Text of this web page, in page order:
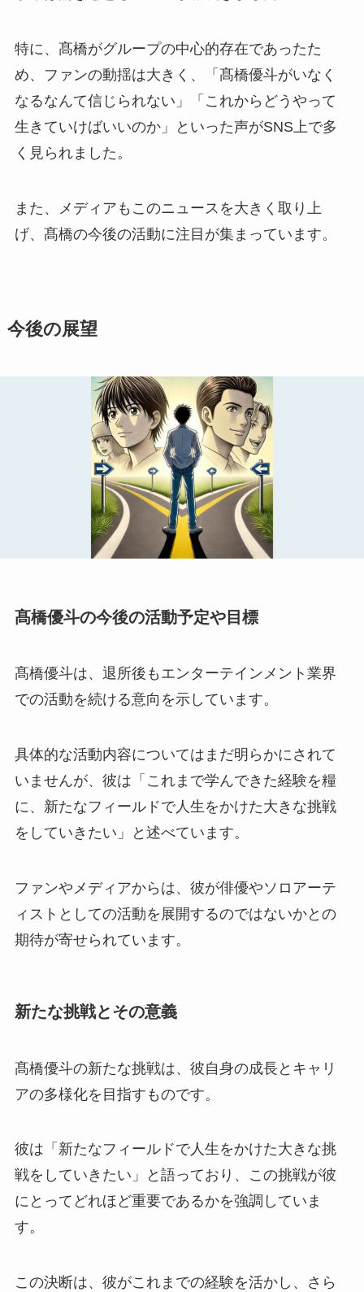
特に、髙橋がグループの中心的存在であったた
め、ファンの動揺は大きく、「髙橋優斗がいなく
なるなんて信じられない」「これからどうやって
生きていけばいいのか」といった声がSNS上で多
く見られました。
また、メディアもこのニュースを大きく取り上
げ、髙橋の今後の活動に注目が集まっています。
今後の展望
髙橋優斗の今後の活動予定や目標
髙橋優斗は、退所後もエンターテインメント業界
での活動を続ける意向を示しています。
具体的な活動内容についてはまだ明らかにされて
いませんが、彼は「これまで学んできた経験を糧
に、新たなフィールドで人生をかけた大きな挑戦
をしていきたい」と述べています。
ファンやメディアからは、彼が俳優やソロアーテ
ィストとしての活動を展開するのではないかとの
期待が寄せられています。
新たな挑戦とその意義
髙橋優斗の新たな挑戦は、彼自身の成長とキャリ
アの多様化を目指すものです。
彼は「新たなフィールドで人生をかけた大きな挑
戦をしていきたい」と語っており、この挑戦が彼
にとってどれほど重要であるかを強調していま
す。
この決断は、彼がこれまでの経験を活かし、さら